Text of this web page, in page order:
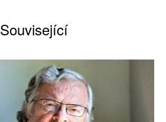
Související